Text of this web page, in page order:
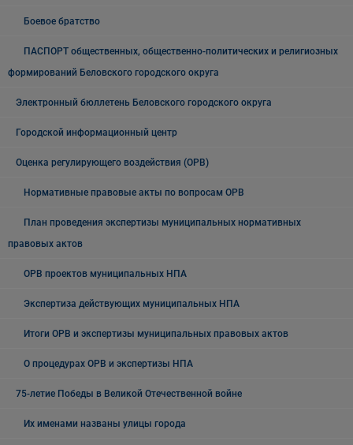
Боевое братство
ПАСПОРТ общественных, общественно-политических и религиозных
формирований Беловского городского округа
Электронный бюллетень Беловского городского округа
Городской информационный центр
Оценка регулирующего воздействия (ОРВ)
Нормативные правовые акты по вопросам ОРВ
План проведения экспертизы муниципальных нормативных
правовых актов
ОРВ проектов муниципальных НПА
Экспертиза действующих муниципальных НПА
Итоги ОРВ и экспертизы муниципальных правовых актов
О процедурах ОРВ и экспертизы НПА
75-летие Победы в Великой Отечественной войне
Их именами названы улицы города